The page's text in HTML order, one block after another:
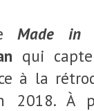
Made in
qui
à la
2018. À